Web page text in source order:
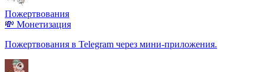
Пожертвования
💸 Монетизация
Пожертвования в Telegram через мини-приложения.